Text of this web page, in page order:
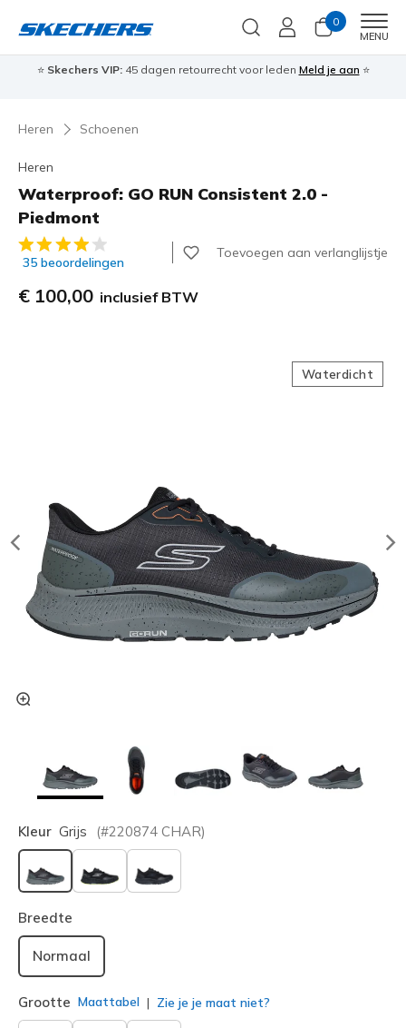
0
MENU
⭐ Skechers VIP:45 dagen retourrecht voor leden Meld je aan ⭐
Heren Schoenen
Heren
Waterproof: GO RUN Consistent 2.0 -
Piedmont
5 van de 5 klantbeoordelingen
35 beoordelingen
Toevoegen aan verlanglijstje
€ 100,00 inclusief BTW
Waterdicht
Kleur Grijs (#220874 CHAR)
geselecteerd
Breedte
Normaal
Grootte Maattabel Zie je je maat niet?